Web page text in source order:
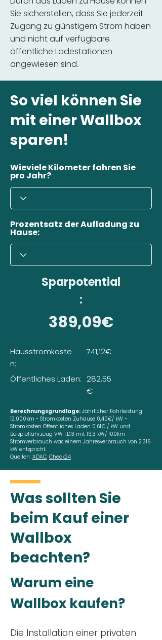
Sie sicherstellen, dass Sie jederzeit
Zugang zu günstigem Strom haben
und nicht auf verfügbare
öffentliche Ladestationen
angewiesen sind.
So viel können Sie
mit einer Wallbox
sparen!
Wieviele Kilometer fahren Sie
pro Jahr?
Prozentsatz der Aufladung zu
Hause:
Sparpotential
:
389,09€
Hausstromkoste
n:
Öffentliches Laden:
741,12€
282,55
€
Berechnungsgrundlage: Jährlicher Fahrleistung
12.000km - Stromkosten Zuhause 0,40€/ kW -
Stromkosten Öffentliches Laden 0,61€ / kW und
Beispielfahrzeug VW I.D.3 mit 19,3 kW/ 100km
Stromverbrauch was einem Jahresverbrauch von 2.316
kW entspricht.
Quellen: ADAC, Check24
Was sollten Sie
beim Kauf einer
Wallbox
beachten?
Warum eine
Wallbox kaufen?
Die Installation einer privaten